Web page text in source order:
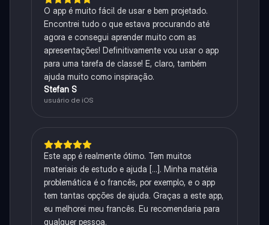
O app é muito fácil de usar e bem projetado.
Encontrei tudo o que estava procurando até
agora e consegui aprender muito com as
apresentações! Definitivamente vou usar o app
para uma tarefa de classe! E, claro, também
ajuda muito como inspiração.
Stefan S
usuário de iOS
Este app é realmente ótimo. Tem muitos
materiais de estudo e ajuda [...]. Minha matéria
problemática é o francês, por exemplo, e o app
tem tantas opções de ajuda. Graças a este app,
eu melhorei meu francês. Eu recomendaria para
qualquer pessoa.